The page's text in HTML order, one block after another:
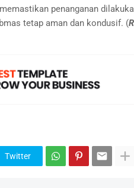
penanganan
tetap aman dan kondusif. (
Twitter